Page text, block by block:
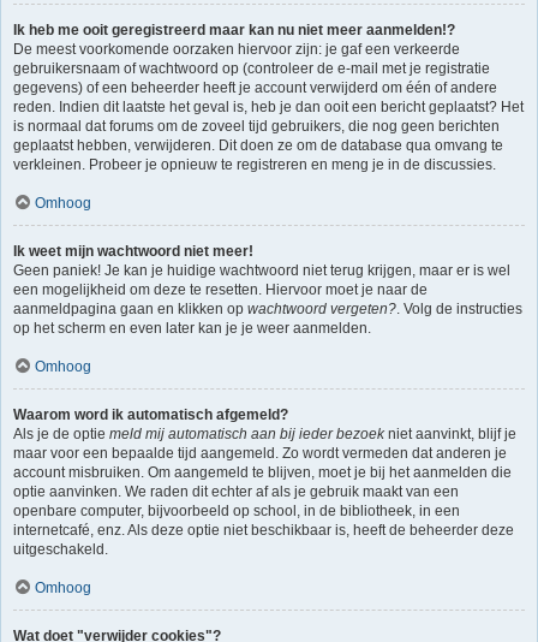
Ik heb me ooit geregistreerd maar kan nu niet meer aanmelden!?
De meest voorkomende oorzaken hiervoor zijn: je gaf een verkeerde
gebruikersnaam of wachtwoord op (controleer de e-mail met je registratie
gegevens) of een beheerder heeft je account verwijderd om één of andere
reden. Indien dit laatste het geval is, heb je dan ooit een bericht geplaatst? Het
is normaal dat forums om de zoveel tijd gebruikers, die nog geen berichten
geplaatst hebben, verwijderen. Dit doen ze om de database qua omvang te
verkleinen. Probeer je opnieuw te registreren en meng je in de discussies.
Omhoog
Ik weet mijn wachtwoord niet meer!
Geen paniek! Je kan je huidige wachtwoord niet terug krijgen, maar er is wel
een mogelijkheid om deze te resetten. Hiervoor moet je naar de
aanmeldpagina gaan en klikken op wachtwoord vergeten?. Volg de instructies
op het scherm en even later kan je je weer aanmelden.
Omhoog
Waarom word ik automatisch afgemeld?
Als je de optie meld mij automatisch aan bij ieder bezoekniet aanvinkt, blijf je
maar voor een bepaalde tijd aangemeld. Zo wordt vermeden dat anderen je
account misbruiken. Om aangemeld te blijven, moet je bij het aanmelden die
optie aanvinken. We raden dit echter af als je gebruik maakt van een
openbare computer, bijvoorbeeld op school, in de bibliotheek, in een
internetcafé, enz. Als deze optie niet beschikbaar is, heeft de beheerder deze
uitgeschakeld.
Omhoog
Wat doet "verwijder cookies"?